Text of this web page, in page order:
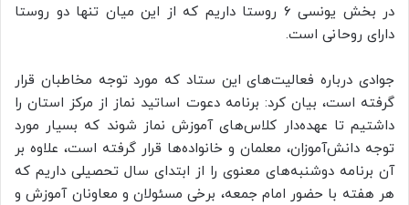
در بخش یونسی ۶ روستا داریم که از این میان تنها دو روستا
دارای روحانی است.
جوادی درباره فعالیت‌های این ستاد که مورد توجه مخاطبان قرار
گرفته است، بیان کرد: برنامه دعوت اساتید نماز از مرکز استان را
داشتیم تا عهده‌دار کلاس‌های آموزش نماز شوند که بسیار مورد
توجه دانش‌آموزان، معلمان و خانواده‌ها قرار گرفته است، علاوه بر
آن برنامه دوشنبه‌های معنوی را از ابتدای سال تحصیلی داریم که
هر هفته با حضور امام جمعه، برخی مسئولان و معاونان آموزش و